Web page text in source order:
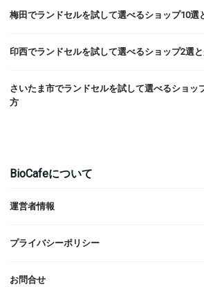
梅田でランドセルを試して選べるショップ10選
印西でランドセルを試して選べるショップ2選
さいたま市でランドセルを試して選べるショッ
方
BioCafeについて
運営者情報
プライバシーポリシー
お問合せ